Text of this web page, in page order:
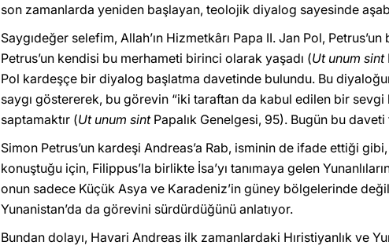
son zamanlarda yeniden başlayan, teolojik diyalog sayesinde
Saygıdeğer selefim, Allah’ın Hizmetkârı Papa II. Jan Pol,
Petrus’un kendisi bu merhameti birinci olarak yaşadı (Ut unum sint
Pol kardeşçe bir diyalog başlatma davetinde bulundu. Bu
saygı göstererek, bu görevin “iki taraftan da kabul edilen bir
saptamaktır (Ut unum sint Papalık Genelgesi, 95). Bugün bu
Simon Petrus’un kardeşi Andreas’a Rab, isminin de ifade ettiği
konuştuğu için, Filippus’la birlikte İsa’yı tanımaya gelen
onun sadece Küçük Asya ve Karadeniz’in güney bölgelerinde
Yunanistan’da da görevini sürdürdüğünü anlatıyor.
Bundan dolayı, Havari Andreas ilk zamanlardaki Hıristiyanlık ve